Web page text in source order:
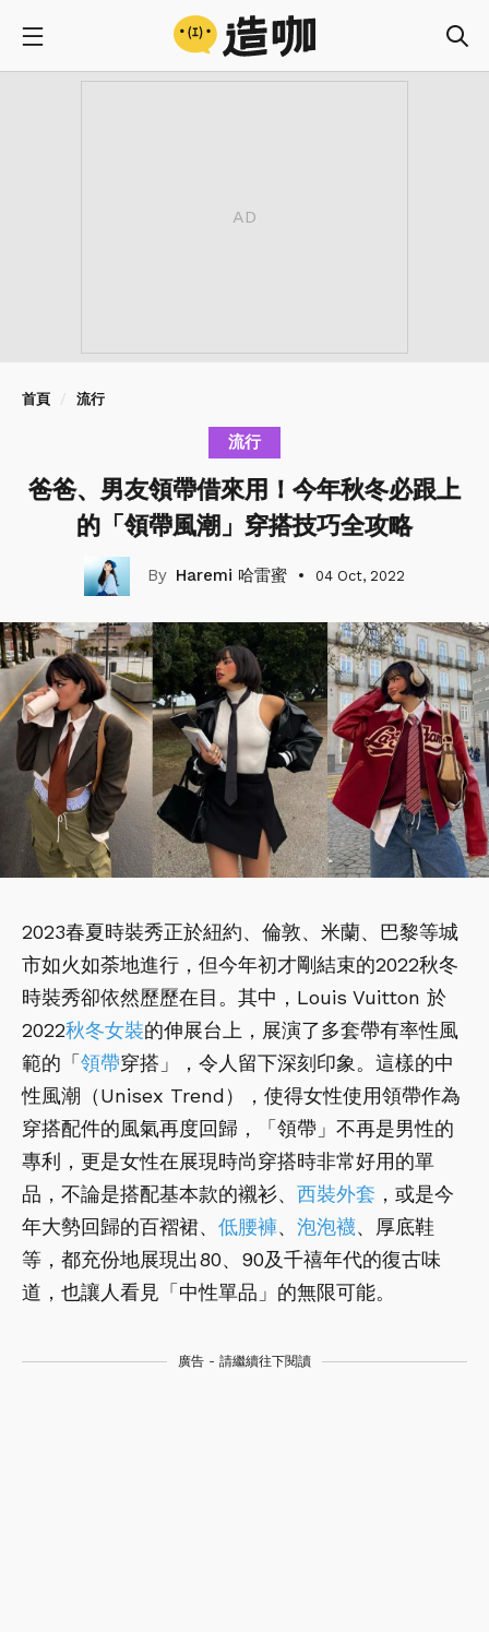
首頁 流行
流行
爸爸、男友領帶借來用！今年秋冬必跟上
的「領帶風潮」穿搭技巧全攻略
Haremi 哈雷蜜 04 Oct, 2022
2023春夏時裝秀正於紐約、倫敦、米蘭、巴黎等城
市如火如荼地進行，但今年初才剛結束的2022秋冬
時裝秀卻依然歷歷在目。其中，Louis Vuitton 於
2022秋冬女裝的伸展台上，展演了多套帶有率性風
範的「 領帶穿搭」，令人留下深刻印象。這樣的中
性風潮（Unisex Trend），使得女性使用領帶作為
穿搭配件的風氣再度回歸，「領帶」不再是男性的
專利，更是女性在展現時尚穿搭時非常好用的單
品，不論是搭配基本款的襯衫、 西裝外套 ，或是今
年大勢回歸的百褶裙、 低腰褲、 泡泡襪、厚底鞋
等，都充份地展現出80、90及千禧年代的復古味
道，也讓人看見「中性單品」的無限可能。
廣告 - 請繼續往下閱讀